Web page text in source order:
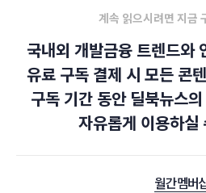
계속 읽으시려면 지금
국내외 개발금융 트렌드와
유료 구독 결제 시 모든 콘
구독 기간 동안 딜북뉴스
자유롭게 이용하실
월간 멤버